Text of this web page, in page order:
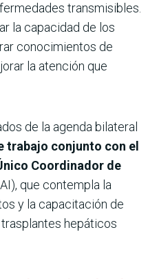
transmisibles.
la capacidad de los
conocimientos de
la atención que
de la agenda bilateral
trabajo conjunto con el
Coordinador de
que contempla la
y la capacitación de
hepáticos